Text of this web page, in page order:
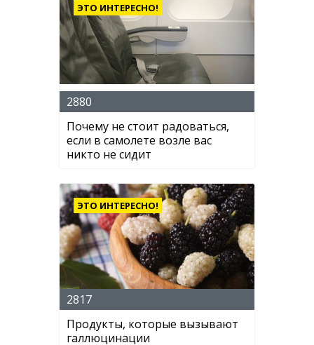
ЭТО ИНТЕРЕСНО!
2880
Почему не стоит радоваться,
если в самолете возле вас
никто не сидит
ЭТО ИНТЕРЕСНО!
2817
Продукты, которые вызывают
галлюцинации